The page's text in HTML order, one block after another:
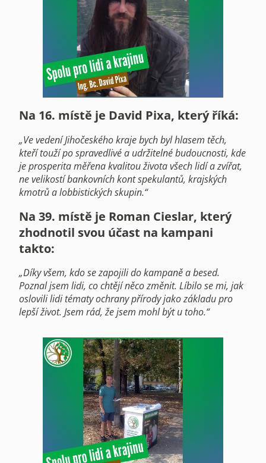
Na 16. místě je David Pixa, který říká:
„Ve vedení Jihočeského kraje bych byl hlasem těch,
kteří touží po spravedlivé a udržitelné budoucnosti, kde
je prosperita měřena kvalitou života všech lidí a zvířat,
ne velikostí bankovních kont spekulantů, krajských
kmotrů a lobbistických skupin.“
Na 39. místě je Roman Cieslar, který
zhodnotil svou účast na kampani
takto:
„Díky všem, kdo se zapojili do kampaně a besed.
Poznal jsem lidi, co chtějí něco změnit. Líbilo se mi, jak
oslovili lidi tématy ochrany přírody jako základu pro
lepší život. Jsem rád, že jsem mohl být u toho.“